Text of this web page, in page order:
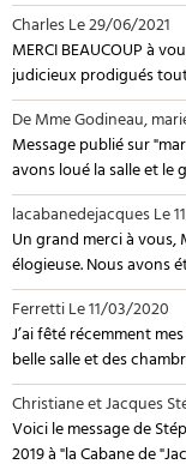
CharlesLe 29/06/2021
MERCI BEAUCOUP à
judicieux prodigués
De Mme Godineau,
Message publié sur
avons loué la salle et le
lacabanedejacquesLe
Un grand merci à
élogieuse. Nous avons
FerrettiLe 11/03/2020
J’ai fêté récemment
belle salle et des
Christiane et Jacques
Voici le message de
2019 à "la Cabane de